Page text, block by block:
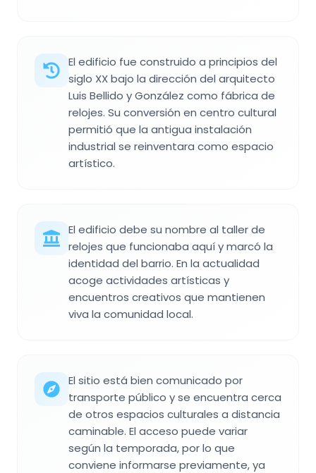
El edificio fue construido a principios del
siglo XX bajo la dirección del arquitecto
Luis Bellido y González como fábrica de
relojes. Su conversión en centro cultural
permitió que la antigua instalación
industrial se reinventara como espacio
artístico.
El edificio debe su nombre al taller de
relojes que funcionaba aquí y marcó la
identidad del barrio. En la actualidad
acoge actividades artísticas y
encuentros creativos que mantienen
viva la comunidad local.
El sitio está bien comunicado por
transporte público y se encuentra cerca
de otros espacios culturales a distancia
caminable. El acceso puede variar
según la temporada, por lo que
conviene informarse previamente, ya